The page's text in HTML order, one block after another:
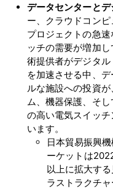
データセンターとデ
ー、クラウドコン
プロジェクトの急
ッチの需要が増加
術提供者がデジタ
を加速させる中、
ルな施設への投資
ム、機器保護、そ
の高い電気スイッ
います。
日本貿易振興
ーケットは
以上に拡大す
ラストラクチ